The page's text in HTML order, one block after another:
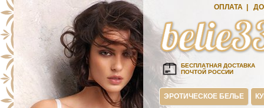
ОПЛАТА
БЕСПЛАТНАЯ ДОСТАВКА
ПОЧТОЙ РОССИИ
ЭРОТИЧЕСКОЕ БЕЛЬЕ